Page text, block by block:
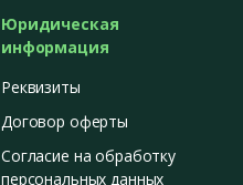
Юридическая
информация
Реквизиты
Договор оферты
Согласие на обработку
персональных данных